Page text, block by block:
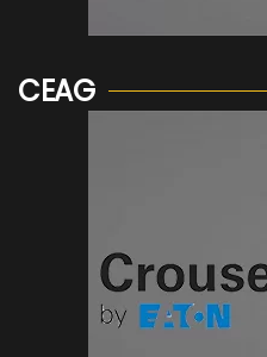
CEAG